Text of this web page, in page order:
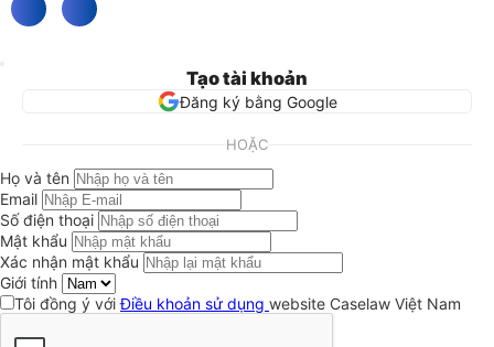
Tạo tài khoản
Đăng ký bằng Google
HOẶC
Họ và tên
Email
Số điện thoại
Mật khẩu
Xác nhận mật khẩu
Giới tính
Tôi đồng ý vớiĐiều khoản sử dụng website Caselaw Việt Nam